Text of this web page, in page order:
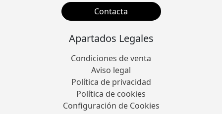
Contacta
Apartados Legales
Condiciones de venta
Aviso legal
Política de privacidad
Política de cookies
Configuración de Cookies